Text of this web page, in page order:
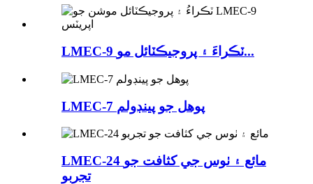
LMEC-9 ٽڪراءَ ۽ پروجيڪٽائل مو...
LMEC-7 پوهل جو پينڊولم
LMEC-24 مائع ۽ ٺوس جي کثافت جو
تجربو